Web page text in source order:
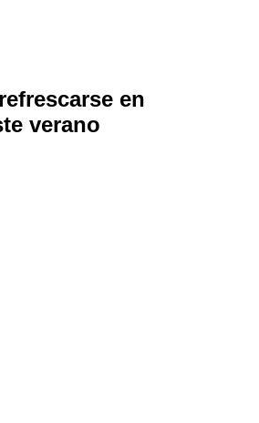
en
verano